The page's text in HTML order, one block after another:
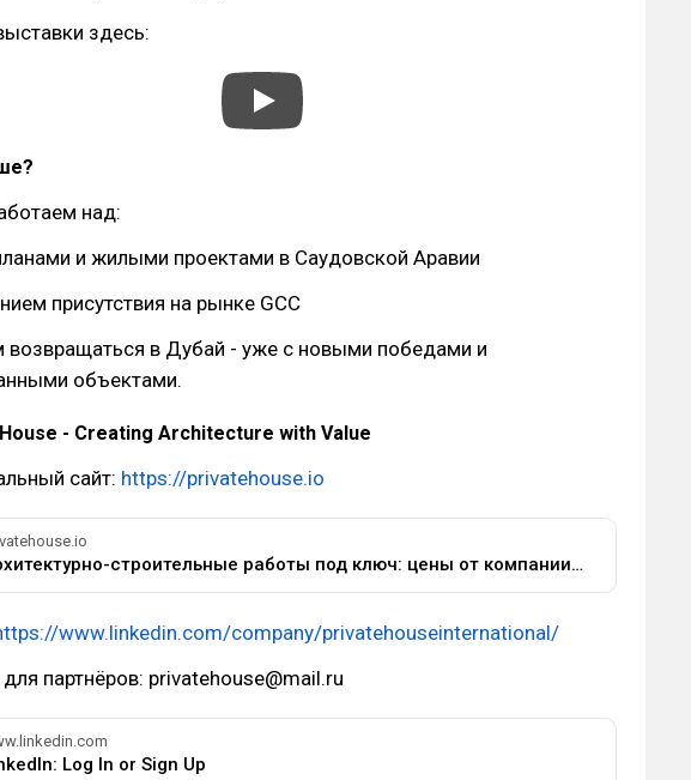
здесь:
над:
и жилыми проектами в Саудовской Аравии
присутствия на рынке GCC
в Дубай - уже с новыми победами и
объектами.
- Creating Architecture with Value
сайт: https://privatehouse.io
Архитектурно-строительные работы под ключ: цены от компании PrivateHouse
www.linkedin.com/company/privatehouseinternational/
партнёров: privatehouse@mail.ru
Log In or Sign Up